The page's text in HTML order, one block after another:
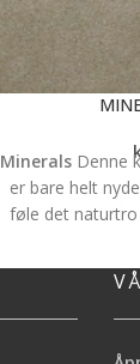
Minerals Denne
er bare helt
føle det
skimmereffekt
veggene i
WOW!! Tapetet